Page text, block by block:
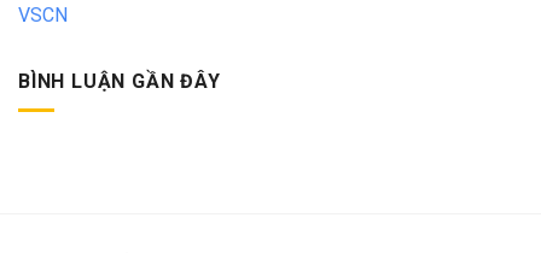
VSCN
BÌNH LUẬN GẦN ĐÂY